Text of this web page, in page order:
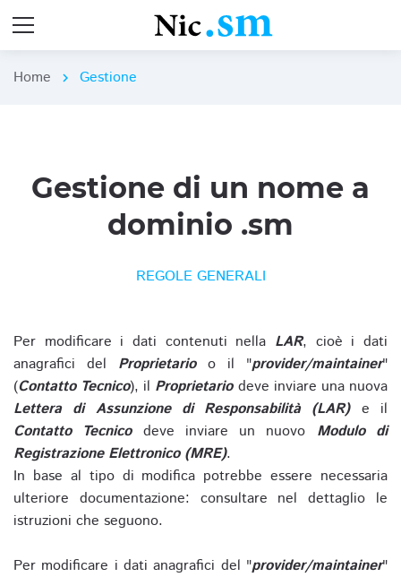
Home chevron_right Gestione
Gestione di un nome a
dominio .sm
REGOLE GENERALI
Per modificare i dati contenuti nella LAR, cioè i dati
anagrafici del Proprietarioo il "provider/maintainer"
(Contatto Tecnico), il Proprietariodeve inviare una nuova
Lettera di Assunzione di Responsabilità (LAR)e il
Contatto Tecnicodeve inviare un nuovo Modulo di
Registrazione Elettronico (MRE).
In base al tipo di modifica potrebbe essere necessaria
ulteriore documentazione: consultare nel dettaglio le
istruzioni che seguono.
Per modificare i dati anagrafici del "provider/maintainer"